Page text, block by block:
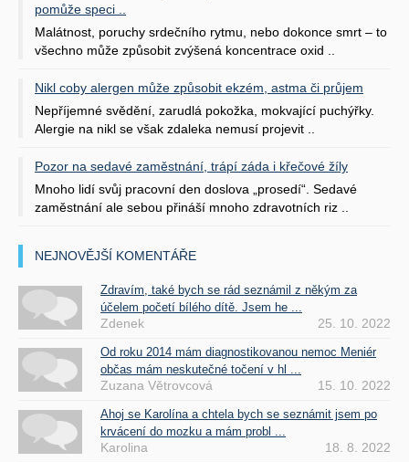
pomůže speci ..
Malátnost, poruchy srdečního rytmu, nebo dokonce smrt – to
všechno může způsobit zvýšená koncentrace oxid ..
Nikl coby alergen může způsobit ekzém, astma či průjem
Nepříjemné svědění, zarudlá pokožka, mokvající puchýřky.
Alergie na nikl se však zdaleka nemusí projevit ..
Pozor na sedavé zaměstnání, trápí záda i křečové žíly
Mnoho lidí svůj pracovní den doslova „prosedí“. Sedavé
zaměstnání ale sebou přináší mnoho zdravotních riz ..
NEJNOVĚJŠÍ KOMENTÁŘE
Zdravím, také bych se rád seznámil z někým za
účelem početí bílého dítě. Jsem he ...
Zdenek 25. 10. 2022
Od roku 2014 mám diagnostikovanou nemoc Meniér
občas mám neskutečné točení v hl ...
Zuzana Větrovcová 15. 10. 2022
Ahoj se Karolína a chtela bych se seznámit jsem po
krvácení do mozku a mám probl ...
Karolina 18. 8. 2022